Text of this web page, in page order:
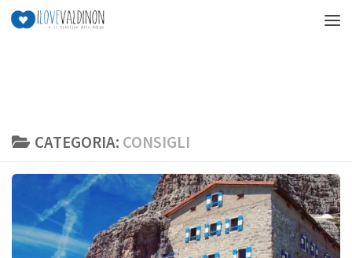
Salta al contenuto
CATEGORIA: CONSIGLI